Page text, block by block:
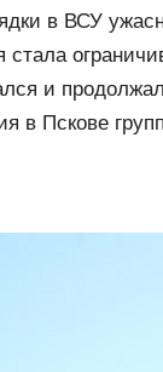
в ВСУ
стала
и
в фарс
в Пскове